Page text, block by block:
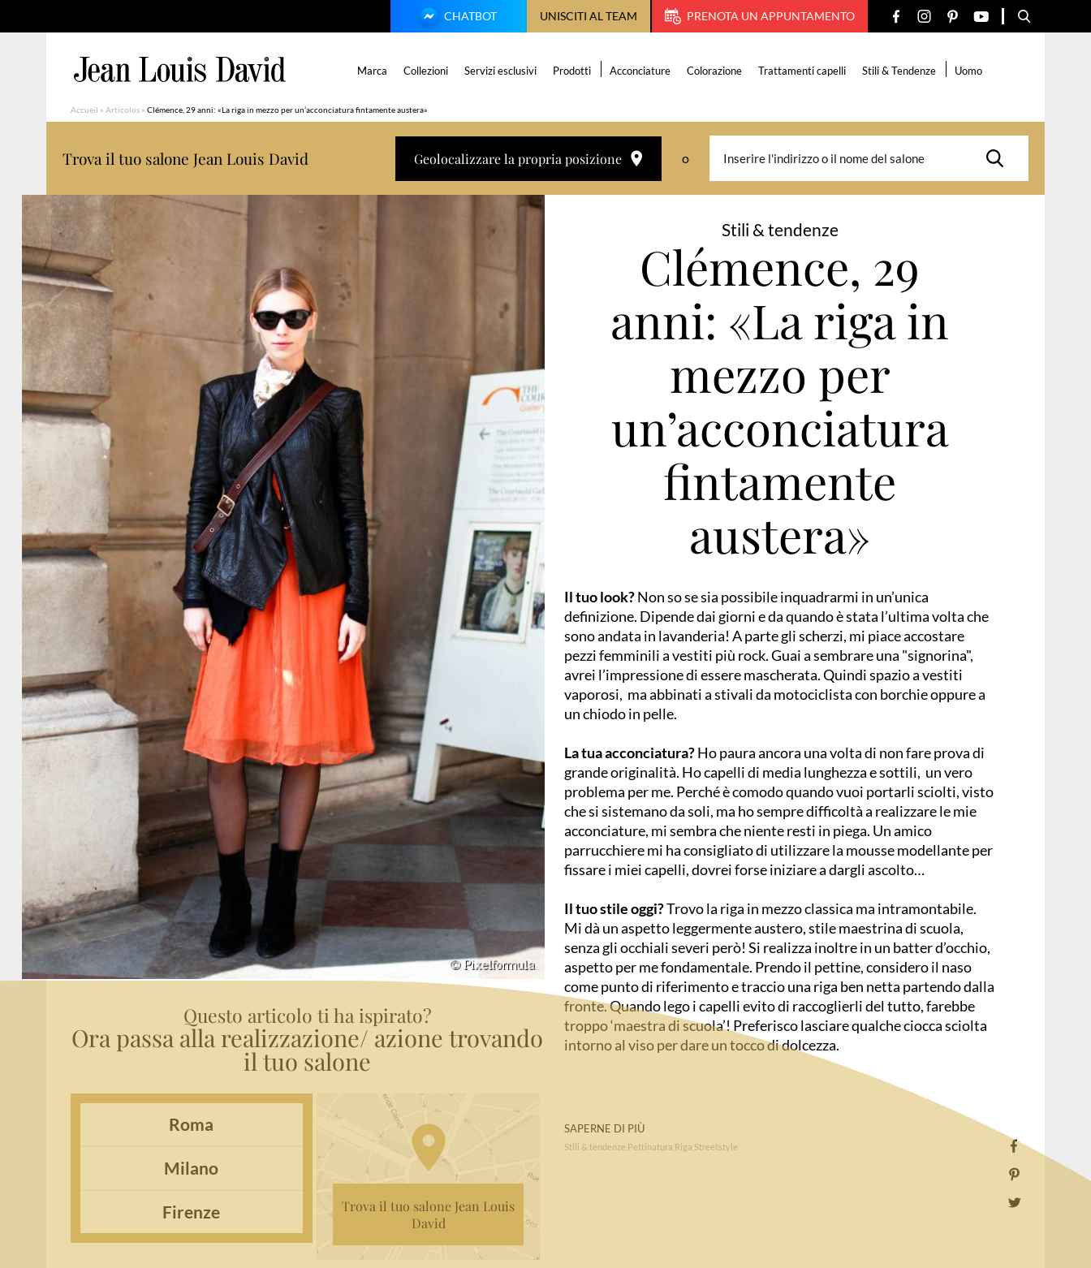
CHATBOT UNISCITI AL TEAM PRENOTA UN APPUNTAMENTO
Marca Collezioni Servizi esclusivi Prodotti Acconciature Colorazione Trattamenti capelli Stili & Tendenze Uomo
Accueil » Articolos » Clémence, 29 anni: «La riga in mezzo per un’acconciatura fintamente austera»
Trova il tuo salone Jean Louis David Geolocalizzare la propria posizione o
Questo articolo ti ha ispirato?
Ora passa alla realizzazione/ azione trovando
il tuo salone
Roma
Milano
Firenze
Trova il tuo salone Jean Louis
David
Stili & tendenze
Clémence, 29
anni: «La riga in
mezzo per
un’acconciatura
fintamente
austera»
Il tuo look?Non so se sia possibile inquadrarmi in un’unica
definizione. Dipende dai giorni e da quando è stata l’ultima volta che
sono andata in lavanderia! A parte gli scherzi, mi piace accostare
pezzi femminili a vestiti più rock. Guai a sembrare una "signorina",
avrei l’impressione di essere mascherata. Quindi spazio a vestiti
vaporosi, ma abbinati a stivali da motociclista con borchie oppure a
un chiodo in pelle.
La tua acconciatura?Ho paura ancora una volta di non fare prova di
grande originalità. Ho capelli di media lunghezza e sottili, un vero
problema per me. Perché è comodo quando vuoi portarli sciolti, visto
che si sistemano da soli, ma ho sempre difficoltà a realizzare le mie
acconciature, mi sembra che niente resti in piega. Un amico
parrucchiere mi ha consigliato di utilizzare la mousse modellante per
fissare i miei capelli, dovrei forse iniziare a dargli ascolto…
Il tuo stile oggi?Trovo la riga in mezzo classica ma intramontabile.
Mi dà un aspetto leggermente austero, stile maestrina di scuola,
senza gli occhiali severi però! Si realizza inoltre in un batter d’occhio,
aspetto per me fondamentale. Prendo il pettine, considero il naso
come punto di riferimento e traccio una riga ben netta partendo dalla
fronte. Quando lego i capelli evito di raccoglierli del tutto, farebbe
troppo ‘maestra di scuola’! Preferisco lasciare qualche ciocca sciolta
intorno al viso per dare un tocco di dolcezza.
SAPERNE DI PIÙ
Stili & tendenze Pettinatura Riga Streetstyle